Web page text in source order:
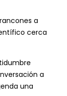
a
cerca
a
una